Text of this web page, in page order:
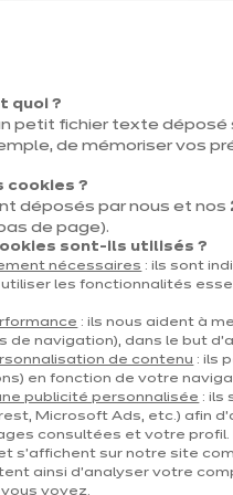
modèle,
quoi ?
petit fichier texte déposé
de mémoriser vos
cookies ?
déposés par nous et nos
de page).
sont-ils utilisés ?
nécessaires : ils sont
les fonctionnalités
: ils nous aident à
de navigation), dans le but
de contenu : ils
en fonction de votre
publicité personnalisée : ils
Microsoft Ads, etc.) afin
consultées et votre
s'affichent sur notre site
ainsi d'analyser votre
voyez.